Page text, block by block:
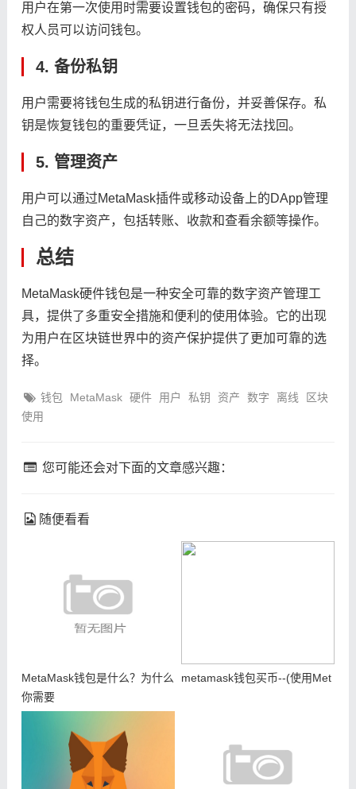
用户在第一次使用时需要设置钱包的密码，确保只有授
权人员可以访问钱包。
4. 备份私钥
用户需要将钱包生成的私钥进行备份，并妥善保存。私
钥是恢复钱包的重要凭证，一旦丢失将无法找回。
5. 管理资产
用户可以通过MetaMask插件或移动设备上的DApp管理
自己的数字资产，包括转账、收款和查看余额等操作。
总结
MetaMask硬件钱包是一种安全可靠的数字资产管理工
具，提供了多重安全措施和便利的使用体验。它的出现
为用户在区块链世界中的资产保护提供了更加可靠的选
择。
钱包 MetaMask 硬件 用户 私钥 资产 数字 离线
区块
使用
您可能还会对下面的文章感兴趣：
随便看看
MetaMask钱包是什么？为什么
你需要
metamask钱包买币--(使用Met